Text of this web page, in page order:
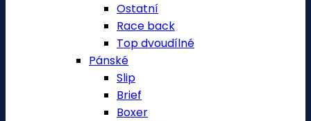
Ostatní
Race back
Top dvoudílné
Pánské
Slip
Brief
Boxer